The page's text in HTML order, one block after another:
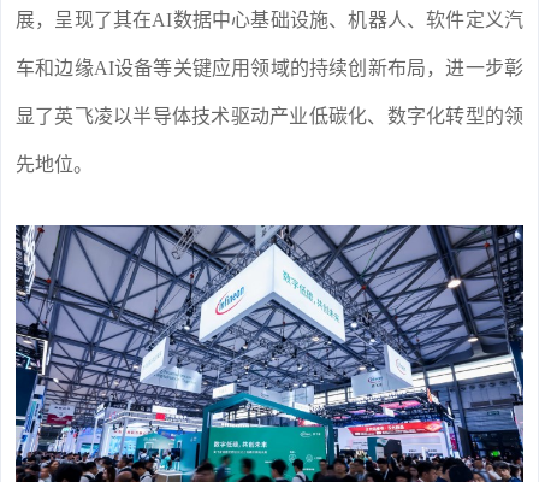
展，呈现了其在AI数据中心基础设施、机器人、软件定义汽
车和边缘AI设备等关键应用领域的持续创新布局，进一步彰
显了英飞凌以半导体技术驱动产业低碳化、数字化转型的领
先地位。